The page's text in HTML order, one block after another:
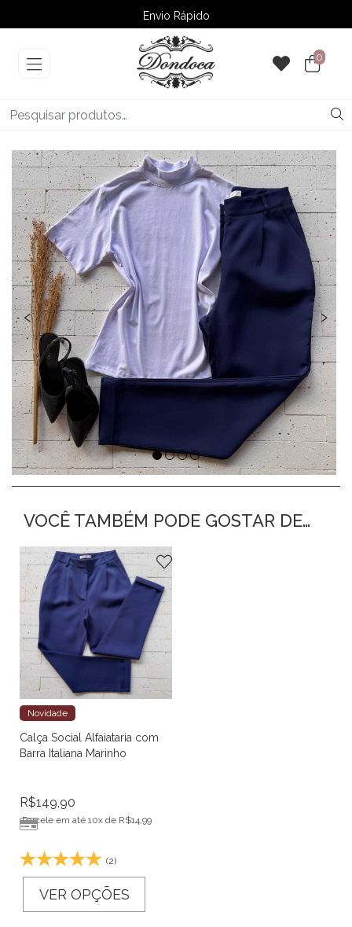
Envio Rápido
➚ Ofertas– Até 60% OFF
0
‹ ›
VOCÊ TAMBÉM PODE GOSTAR DE…
Novidade
Calça Social Alfaiataria com
Barra Italiana Marinho
R$149,90
Parcele em até 10x de R$14,99
(2)
VER OPÇÕES